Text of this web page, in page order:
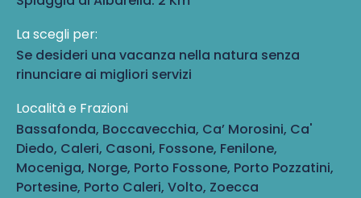
La scegli per:
Se desideri una vacanza nella natura senza
rinunciare ai migliori servizi
Località e Frazioni
Bassafonda, Boccavecchia, Ca’ Morosini, Ca'
Diedo, Caleri, Casoni, Fossone, Fenilone,
Moceniga, Norge, Porto Fossone, Porto Pozzatini,
Portesine, Porto Caleri, Volto, Zoecca